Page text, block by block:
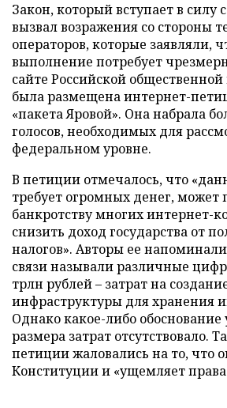
Закон, который вступает в силу
вызвал возражения со стороны
операторов, которые заявляли,
выполнение потребует
сайте Российской
была размещена интернет-
«пакета Яровой». Она набрала
голосов, необходимых для
федеральном уровне.
В петиции отмечалось, что
требует огромных денег, может
банкротству многих интернет-
снизить доход государства от
налогов». Авторы ее
связи называли различные
трлн рублей – затрат на
инфраструктуры для хранения
Однако какое-либо обоснование
размера затрат отсутствовало.
петиции жаловались на то, что
Конституции и «ущемляет права